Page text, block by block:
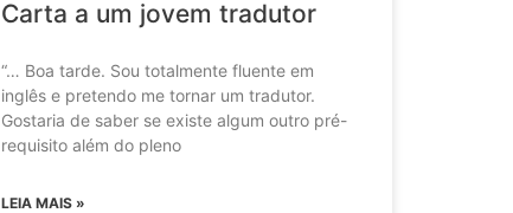
Carta a um jovem tradutor
“… Boa tarde. Sou totalmente fluente em
inglês e pretendo me tornar um tradutor.
Gostaria de saber se existe algum outro pré-
requisito além do pleno
LEIA MAIS »